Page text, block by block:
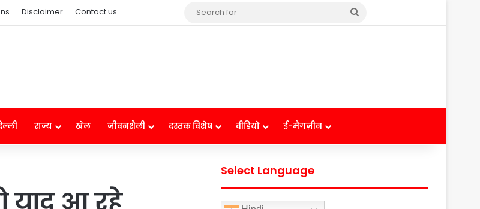
Disclaimer Contact us
राज्य खेल जीवनशैली दस्तक विशेष वीडियो ई-मैगज़ीन
याद आ रहे
Select Language